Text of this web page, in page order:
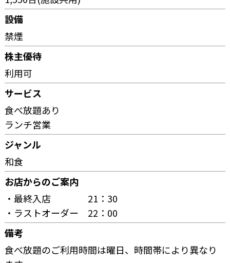
設備
禁煙
株主優待
利用可
サービス
食べ放題あり
ランチ営業
ジャンル
和食
お店からのご案内
・最終入店 21：30
・ラストオーダー 22：00
備考
食べ放題のご利用時間は曜日、時間帯により異なり